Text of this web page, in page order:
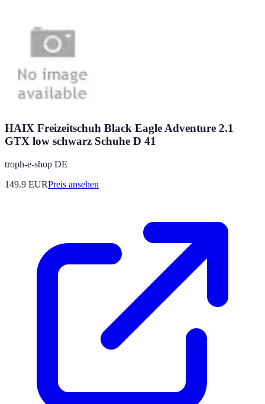
HAIX Freizeitschuh Black Eagle Adventure 2.1
GTX low schwarz Schuhe D 41
troph-e-shop DE
149.9 EURPreis ansehen